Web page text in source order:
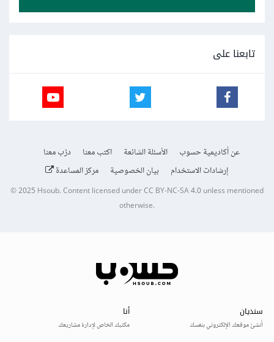
تابعنا على
عن أكاديمية حسوب الأسئلة الشائعة اكتب معنا
درّب معنا
إرشادات الاستخدام
بيان الخصوصية مركز المساعدة
© 2025Hsoub.Content licensed underCC BY-NC-SA 4.0unless mentioned
otherwise.